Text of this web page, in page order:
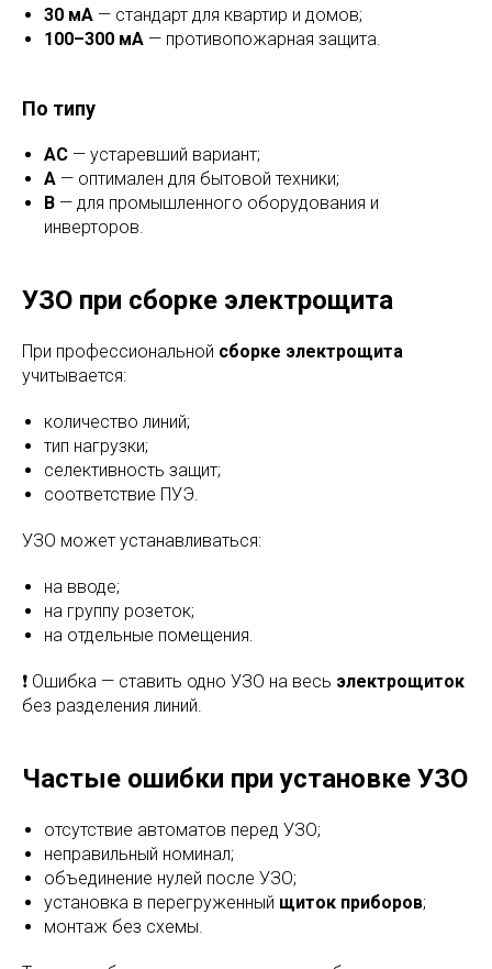
30 мА — стандарт для квартир и домов;
100–300 мА — противопожарная защита.
По типу
AC — устаревший вариант;
A — оптимален для бытовой техники;
B — для промышленного оборудования и
инверторов.
УЗО при сборке электрощита
При профессиональной сборке электрощита
учитывается:
количество линий;
тип нагрузки;
селективность защит;
соответствие ПУЭ.
УЗО может устанавливаться:
на вводе;
на группу розеток;
на отдельные помещения.
❗ Ошибка — ставить одно УЗО на весь электрощиток
без разделения линий.
Частые ошибки при установке УЗО
отсутствие автоматов перед УЗО;
неправильный номинал;
объединение нулей после УЗО;
установка в перегруженный щиток приборов;
монтаж без схемы.